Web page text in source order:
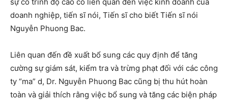
doanh nghiệp, tiến sĩ nói, Tiến sĩ cho biết Tiến sĩ nói
Nguyễn Phuong Bac.
Liên quan đến đề xuất bổ sung các quy định để tăng
cường sự giám sát, kiểm tra và trừng phạt đối với các công
ty “ma” d, Dr. Nguyễn Phuong Bac cũng bị thu hút hoàn
toàn và giải thích rằng việc bổ sung và tăng các biện pháp